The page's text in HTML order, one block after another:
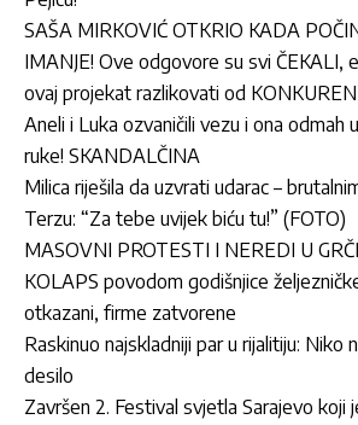
SAŠA MIRKOVIĆ OTKRIO KADA
IMANJE! Ove odgovore su svi ČEKALI,
ovaj projekat razlikovati od
Aneli i Luka ozvaničili vezu i ona odmah
ruke! SKANDALČINA
Milica riješila da uzvrati udarac –
Terzu: “Za tebe uvijek biću tu!” (FOTO)
MASOVNI PROTESTI I NEREDI U
KOLAPS povodom godišnjice
otkazani, firme zatvorene
Raskinuo najskladniji par u rijalitiju: Niko
desilo
Završen 2. Festival svjetla Sarajevo koji